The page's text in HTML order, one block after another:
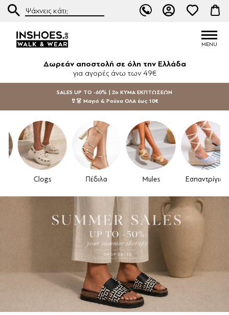
Δωρεάν αποστολή σε όλη την Ελλάδα
για αγορές άνω των 49€
SALES UP TO -60% | 2ο ΚΥΜΑ ΕΚΠΤΩΣΕΩΝ
👙👗 Μαγιό & Ρούχα ΟΛΑ έως 10€
Clogs Πέδιλα Mules Εσπαντρίγιες